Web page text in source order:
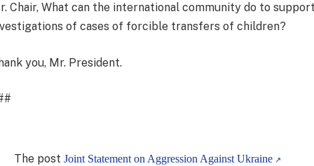
Chair, What can the international community do to
of cases of forcible transfers of children?
you, Mr. President.
The post Joint Statement on Aggression Against Ukraine